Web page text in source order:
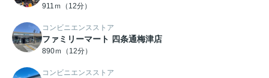
911ｍ（12分）
コンビニエンスストア
ファミリーマート 四条通梅津店
890ｍ（12分）
コンビニエンスストア